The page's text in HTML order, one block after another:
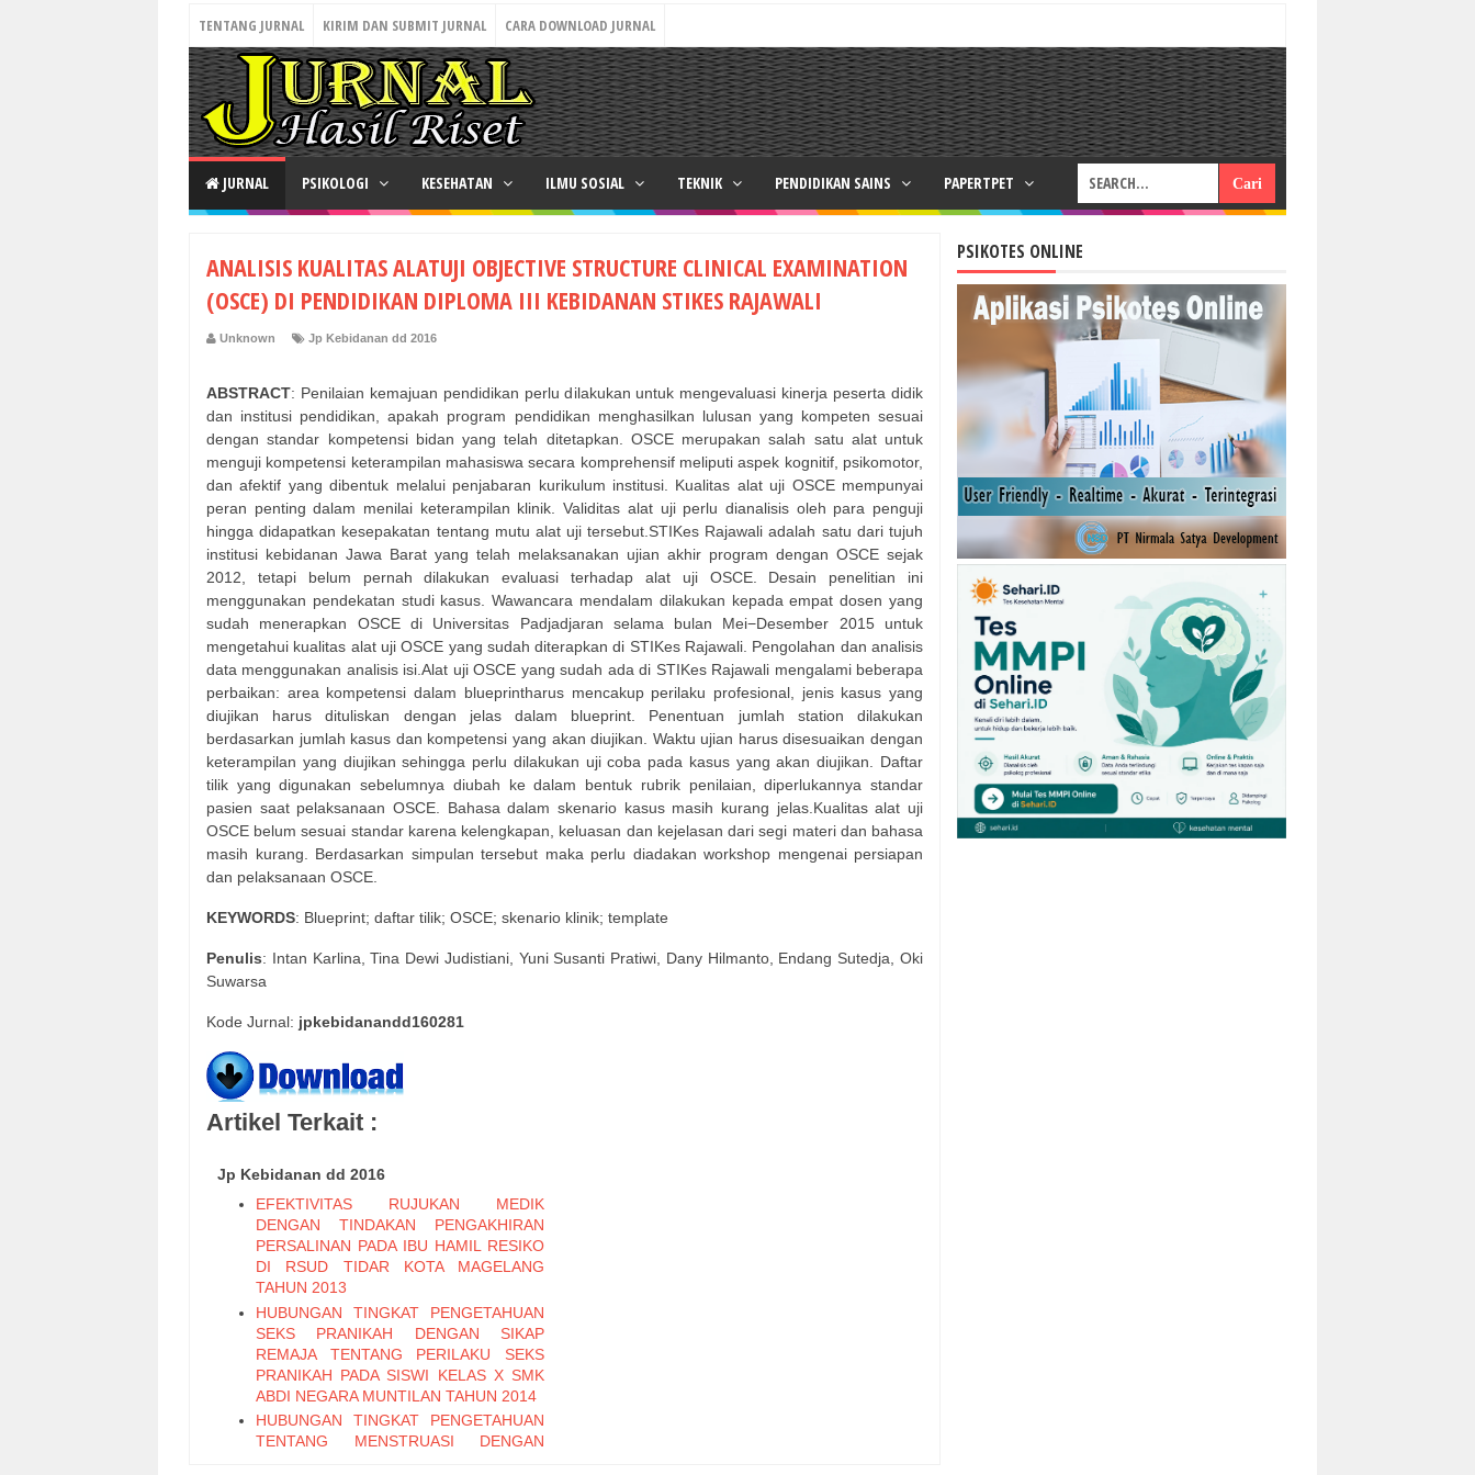
TENTANG JURNAL KIRIM DAN SUBMIT JURNAL CARA DOWNLOAD JURNAL
JURNAL PSIKOLOGI KESEHATAN ILMU SOSIAL TEKNIK PENDIDIKAN SAINS PAPERTPET
ANALISIS KUALITAS ALATUJI OBJECTIVE STRUCTURE CLINICAL EXAMINATION
(OSCE) DI PENDIDIKAN DIPLOMA III KEBIDANAN STIKES RAJAWALI
Unknown Jp Kebidanan dd 2016
ABSTRACT: Penilaian kemajuan pendidikan perlu dilakukan untuk mengevaluasi kinerja peserta didik
dan institusi pendidikan, apakah program pendidikan menghasilkan lulusan yang kompeten sesuai
dengan standar kompetensi bidan yang telah ditetapkan. OSCE merupakan salah satu alat untuk
menguji kompetensi keterampilan mahasiswa secara komprehensif meliputi aspek kognitif, psikomotor,
dan afektif yang dibentuk melalui penjabaran kurikulum institusi. Kualitas alat uji OSCE mempunyai
peran penting dalam menilai keterampilan klinik. Validitas alat uji perlu dianalisis oleh para penguji
hingga didapatkan kesepakatan tentang mutu alat uji tersebut.STIKes Rajawali adalah satu dari tujuh
institusi kebidanan Jawa Barat yang telah melaksanakan ujian akhir program dengan OSCE sejak
2012, tetapi belum pernah dilakukan evaluasi terhadap alat uji OSCE. Desain penelitian ini
menggunakan pendekatan studi kasus. Wawancara mendalam dilakukan kepada empat dosen yang
sudah menerapkan OSCE di Universitas Padjadjaran selama bulan Mei−Desember 2015 untuk
mengetahui kualitas alat uji OSCE yang sudah diterapkan di STIKes Rajawali. Pengolahan dan analisis
data menggunakan analisis isi.Alat uji OSCE yang sudah ada di STIKes Rajawali mengalami beberapa
perbaikan: area kompetensi dalam blueprintharus mencakup perilaku profesional, jenis kasus yang
diujikan harus dituliskan dengan jelas dalam blueprint. Penentuan jumlah station dilakukan
berdasarkan jumlah kasus dan kompetensi yang akan diujikan. Waktu ujian harus disesuaikan dengan
keterampilan yang diujikan sehingga perlu dilakukan uji coba pada kasus yang akan diujikan. Daftar
tilik yang digunakan sebelumnya diubah ke dalam bentuk rubrik penilaian, diperlukannya standar
pasien saat pelaksanaan OSCE. Bahasa dalam skenario kasus masih kurang jelas.Kualitas alat uji
OSCE belum sesuai standar karena kelengkapan, keluasan dan kejelasan dari segi materi dan bahasa
masih kurang. Berdasarkan simpulan tersebut maka perlu diadakan workshop mengenai persiapan
dan pelaksanaan OSCE.
KEYWORDS: Blueprint; daftar tilik; OSCE; skenario klinik; template
Penulis: Intan Karlina, Tina Dewi Judistiani, Yuni Susanti Pratiwi, Dany Hilmanto, Endang Sutedja, Oki
Suwarsa
Kode Jurnal: jpkebidanandd160281
Artikel Terkait :
Jp Kebidanan dd 2016
EFEKTIVITAS RUJUKAN MEDIK
DENGAN TINDAKAN PENGAKHIRAN
PERSALINAN PADA IBU HAMIL RESIKO
DI RSUD TIDAR KOTA MAGELANG
TAHUN 2013
HUBUNGAN TINGKAT PENGETAHUAN
SEKS PRANIKAH DENGAN SIKAP
REMAJA TENTANG PERILAKU SEKS
PRANIKAH PADA SISWI KELAS X SMK
ABDI NEGARA MUNTILAN TAHUN 2014
HUBUNGAN TINGKAT PENGETAHUAN
TENTANG MENSTRUASI DENGAN
PSIKOTES ONLINE